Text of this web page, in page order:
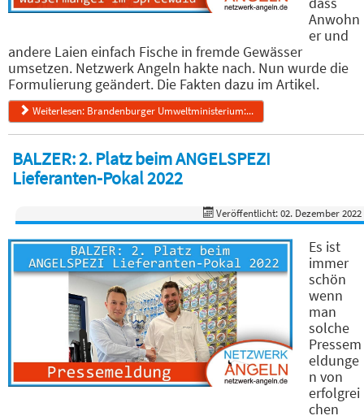
Anwohn
er und
andere Laien einfach Fische in fremde Gewässer
umsetzen. Netzwerk Angeln hakte nach. Nun wurde die
Formulierung geändert. Die Fakten dazu im Artikel.
Weiterlesen: Brandenburger Umweltministerium:...
BALZER: 2. Platz beim ANGELSPEZI
Lieferanten-Pokal 2022
Veröffentlicht: 02. Dezember 2022
Es ist
immer
schön
wenn
man
solche
Pressem
eldunge
n von
erfolgrei
chen